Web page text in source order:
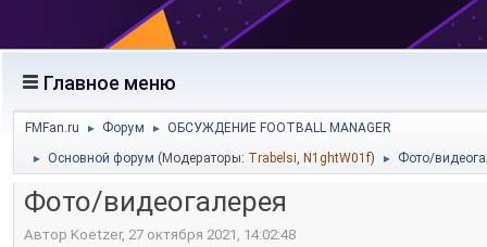
Главное меню
FMFan.ru ► Форум ► ОБСУЖДЕНИЕ FOOTBALL MANAGER
► Основной форум (Модераторы: Trabelsi, N1ghtW01f) ► Фото/
Фото/видеогалерея
Автор Koetzer, 27 октября 2021, 14:02:48